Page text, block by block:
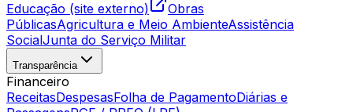
Educação (site externo)
Obras
PúblicasAgricultura e Meio AmbienteAssistência
SocialJunta do Serviço Militar
Transparência
Financeiro
ReceitasDespesasFolha de PagamentoDiárias e